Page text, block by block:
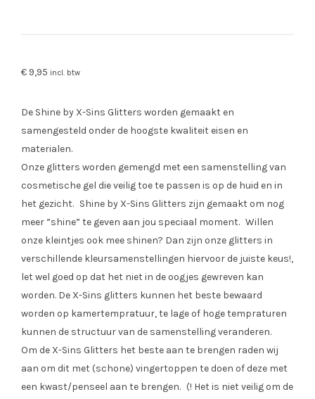
€ 9,95 incl. btw
De Shine by X-Sins Glitters worden gemaakt en
samengesteld onder de hoogste kwaliteit eisen en
materialen.
Onze glitters worden gemengd met een samenstelling van
cosmetische gel die veilig toe te passen is op de huid en in
het gezicht. Shine by X-Sins Glitters zijn gemaakt om nog
meer ”shine” te geven aan jou speciaal moment. Willen
onze kleintjes ook mee shinen? Dan zijn onze glitters in
verschillende kleursamenstellingen hiervoor de juiste keus!,
let wel goed op dat het niet in de oogjes gewreven kan
worden. De X-Sins glitters kunnen het beste bewaard
worden op kamertempratuur, te lage of hoge tempraturen
kunnen de structuur van de samenstelling veranderen.
Om de X-Sins Glitters het beste aan te brengen raden wij
aan om dit met (schone) vingertoppen te doen of deze met
een kwast/penseel aan te brengen. (! Het is niet veilig om de